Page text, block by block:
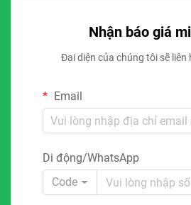
Nhận báo giá
Đại diện của chúng tôi sẽ liên
Email
Di động/WhatsApp
Code